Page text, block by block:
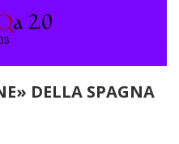
DELLA SPAGNA